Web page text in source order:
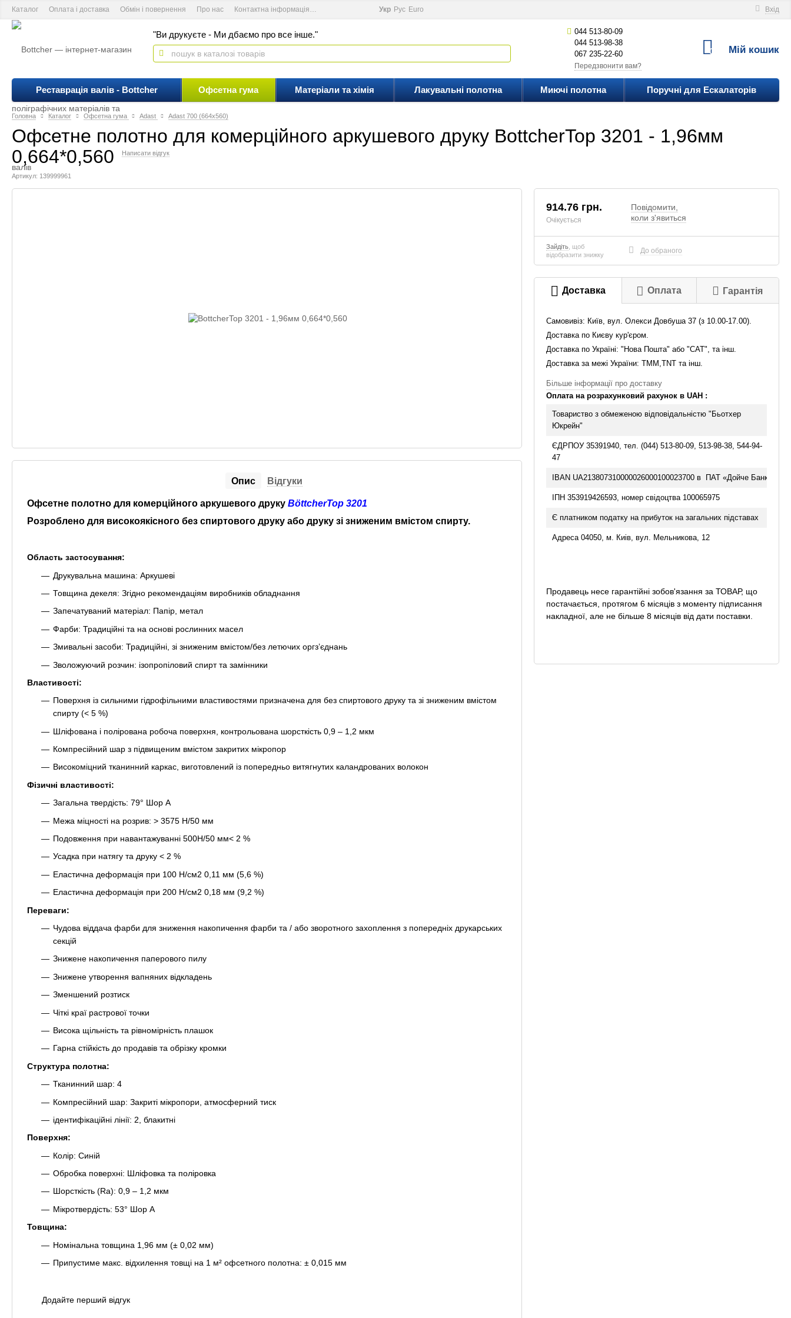
Каталог Оплата і доставка Обмін і повернення Про нас Контактна інформація Відеоблог Вхід
Укр Рус Еuro
"Ви друкуєте - Ми дбаємо про все інше."
044 513-80-09
044 513-98-38
067 235-22-60
Передзвонити вам?
0 Мій кошик
Реставрація валів - Bottcher Офсетна гума Матеріали та хімія Лакувальні полотна Миючі полотна Поручні для Ескалаторів
Головна Каталог Офсетна гума Adast Adast 700 (664x560)
Офсетне полотно для комерційного аркушевого друку BottcherTop 3201 - 1,96мм
0,664*0,560
Написати відгук
Артикул: 139999961
Опис Відгуки
Офсетне полотно для комерційного аркушевого друку BöttcherTop 3201
Розроблено для високоякісного без спиртового друку або друку зі зниженим вмістом спирту.
Область застосування:
Друкувальна машина: Аркушеві
Товщина декеля: Згідно рекомендаціям виробників обладнання
Запечатуваний матеріал: Папір, метал
Фарби: Традиційні та на основі рослинних масел
Змивальні засоби: Традиційні, зі зниженим вмістом/без летючих оргз’єднань
Зволожуючий розчин: ізопропіловий спирт та замінники
Властивості:
Поверхня із сильними гідрофільними властивостями призначена для без спиртового друку та зі зниженим вмістом
спирту (< 5 %)
Шліфована і полірована робоча поверхня, контрольована шорсткість 0,9 – 1,2 мкм
Компресійний шар з підвищеним вмістом закритих мікропор
Високоміцний тканинний каркас, виготовлений із попередньо витягнутих каландрованих волокон
Фізичні властивості:
Загальна твердість: 79° Шор A
Межа міцності на розрив: > 3575 Н/50 мм
Подовження при навантажуванні 500Н/50 мм< 2 %
Усадка при натягу та друку < 2 %
Еластична деформація при 100 Н/см2 0,11 мм (5,6 %)
Еластична деформація при 200 Н/см2 0,18 мм (9,2 %)
Переваги:
Чудова віддача фарби для зниження накопичення фарби та / або зворотного захоплення з попередніх друкарських
секцій
Знижене накопичення паперового пилу
Знижене утворення вапняних відкладень
Зменшений розтиск
Чіткі краї растрової точки
Висока щільність та рівномірність плашок
Гарна стійкість до продавів та обрізку кромки
Структура полотна:
Тканинний шар: 4
Компресійний шар: Закриті мікропори, атмосферний тиск
ідентифікаційні лінії: 2, блакитні
Поверхня:
Колір: Синій
Обробка поверхні: Шліфовка та поліровка
Шорсткість (Ra): 0,9 – 1,2 мкм
Мікротвердість: 53° Шор A
Товщина:
Номінальна товщина 1,96 мм (± 0,02 мм)
Припустиме макс. відхилення товщі на 1 м² офсетного полотна: ± 0,015 мм
Додайте перший відгук
914.76грн.
Очікується
Повідомити,
коли з'явиться
Зайдіть, щоб
відобразити знижку
До обраного
Доставка Оплата Гарантія
Самовивіз: Київ, вул. Олекси Довбуша 37 (з 10.00-17.00).
Доставка по Києву кур'єром.
Доставка по Україні: "Нова Пошта" або "САТ", та інш.
Доставка за межі України: TMM,TNT та інш.
Більше інформації про доставку
Оплата на розрахунковий рахунок в UAH :
Товариство з обмеженою відповідальністю "Бьотхер
Юкрейн"
ЄДРПОУ 35391940, тел. (044) 513-80-09, 513-98-38, 544-94-
47
IBAN UA213807310000026000100023700 в ПАТ «Дойче Банк
ІПН 353919426593, номер свідоцтва 100065975
Є платником податку на прибуток на загальних підставах
Адреса 04050, м. Киів, вул. Мельникова, 12
Продавець несе гарантійні зобов'язання за ТОВАР, що
постачається, протягом 6 місяців з моменту підписання
накладної, але не більше 8 місяців від дати поставки.